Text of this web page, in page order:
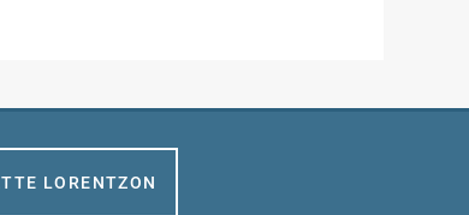
LORENTZON